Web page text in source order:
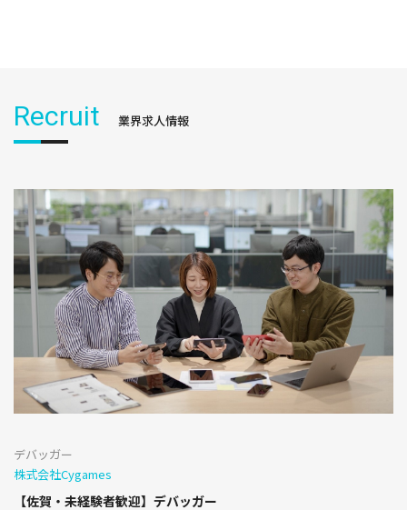
Recruit 業界求人情報
デバッガー
株式会社Cygames
【佐賀・未経験者歓迎】デバッガー